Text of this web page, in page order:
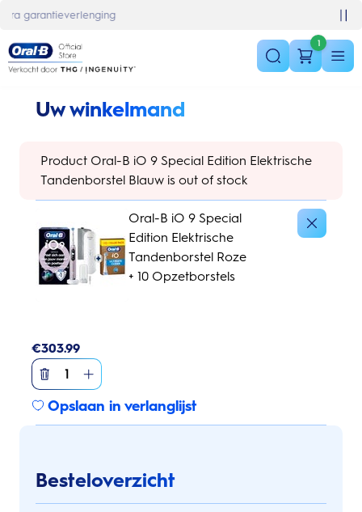
10% korting op je 1e bestelling
1
Uw winkelmand
Product Oral-B iO 9 Special Edition Elektrische
Tandenborstel Blauw is out of stock
Oral-B iO 9 Special
Edition Elektrische
Tandenborstel Roze
+ 10 Opzetborstels
€303.99
1
Opslaan in verlanglijst
Besteloverzicht